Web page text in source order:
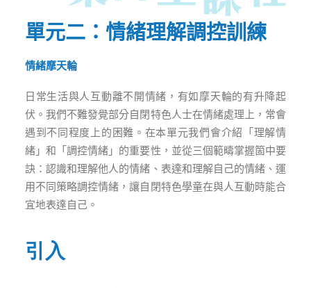
單元二：情緒理解調控訓練
情緒摩天輪
日常生活與人互動離不開情緒，有如摩天輪的有升降起
伏。我們不難發覺部分自閉特色人士在情緒處理上，常會
遇到不同程度上的困難。在本單元我們會介紹「理解情
緒」和「調控情緒」的重要性，並從三個範疇掌握箇中要
訣：認識和理解他人的情緒、表達和理解自己的情緒、運
用不同策略調控情緒，讓自閉特色學童在與人互動時能合
宜地表達自己。
引入